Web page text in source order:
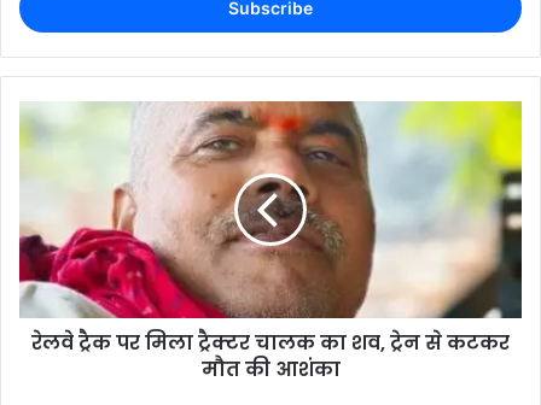
रेलवे ट्रैक पर मिला ट्रैक्टर चालक का शव, ट्रेन से कटकर
मौत की आशंका